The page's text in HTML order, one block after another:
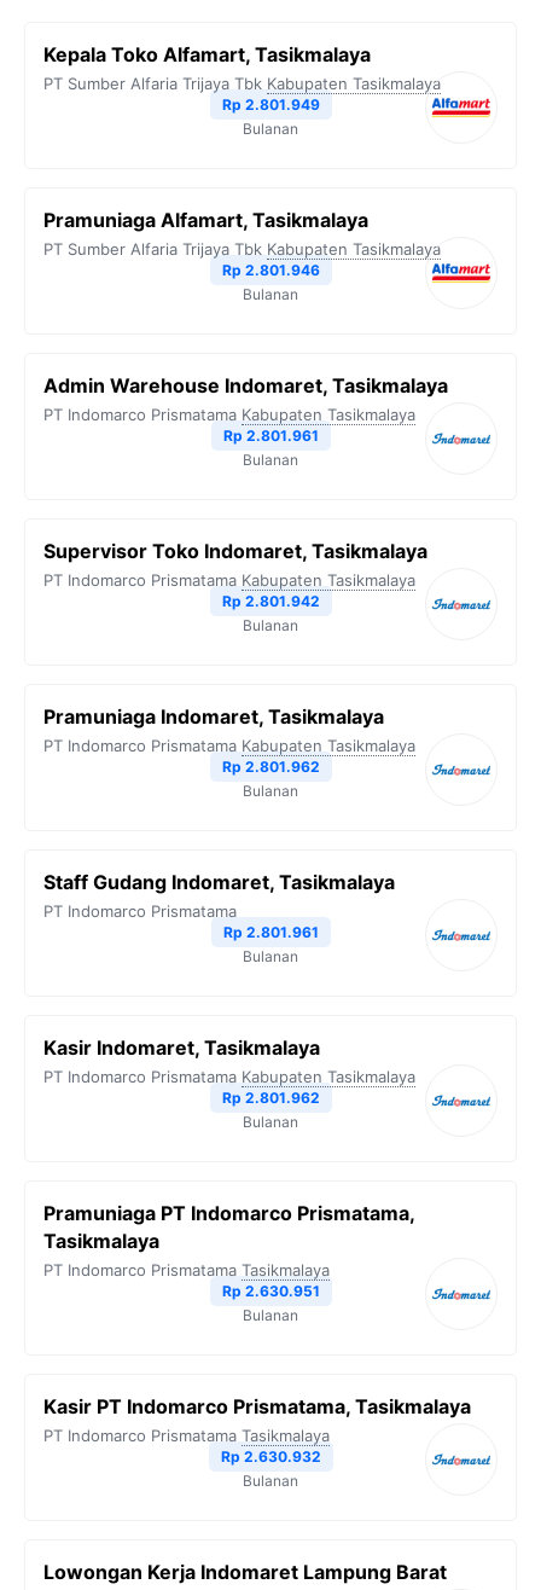
Kepala Toko Alfamart, Tasikmalaya
PT Sumber Alfaria Trijaya Tbk Kabupaten Tasikmalaya
Rp 2.801.949
Bulanan
Pramuniaga Alfamart, Tasikmalaya
PT Sumber Alfaria Trijaya Tbk Kabupaten Tasikmalaya
Rp 2.801.946
Bulanan
Admin Warehouse Indomaret, Tasikmalaya
PT Indomarco Prismatama Kabupaten Tasikmalaya
Rp 2.801.961
Bulanan
Supervisor Toko Indomaret, Tasikmalaya
PT Indomarco Prismatama Kabupaten Tasikmalaya
Rp 2.801.942
Bulanan
Pramuniaga Indomaret, Tasikmalaya
PT Indomarco Prismatama Kabupaten Tasikmalaya
Rp 2.801.962
Bulanan
Staff Gudang Indomaret, Tasikmalaya
PT Indomarco Prismatama
Rp 2.801.961
Bulanan
Kasir Indomaret, Tasikmalaya
PT Indomarco Prismatama Kabupaten Tasikmalaya
Rp 2.801.962
Bulanan
Pramuniaga PT Indomarco Prismatama,
Tasikmalaya
PT Indomarco Prismatama Tasikmalaya
Rp 2.630.951
Bulanan
Kasir PT Indomarco Prismatama, Tasikmalaya
PT Indomarco Prismatama Tasikmalaya
Rp 2.630.932
Bulanan
Lowongan Kerja Indomaret Lampung Barat